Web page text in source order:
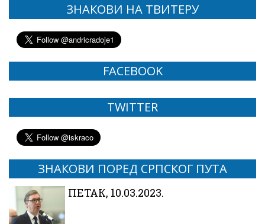
ЗНАКОВИ НА ТВИТЕРУ
FACEBOOK
TWITTER
ЗНАКОВИ ПОРЕД СРПСКОГ ПУТА
ПЕТАК, 10.03.2023.